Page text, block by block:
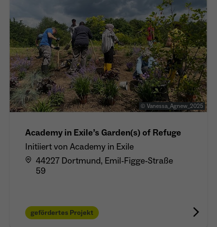
© Vanessa_Agnew_2025
Academy in Exile’s Garden(s) of Refuge
Initiiert von Academy in Exile
44227 Dortmund, Emil-Figge-Straße
59
gefördertes Projekt